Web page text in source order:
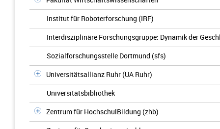
Institut für Roboterforschung (IRF)
Interdisziplinäre Forschungsgruppe: Dynamik der
Sozialforschungsstelle Dortmund (sfs)
Universitätsallianz Ruhr (UA Ruhr)
Universitätsbibliothek
Zentrum für HochschulBildung (zhb)